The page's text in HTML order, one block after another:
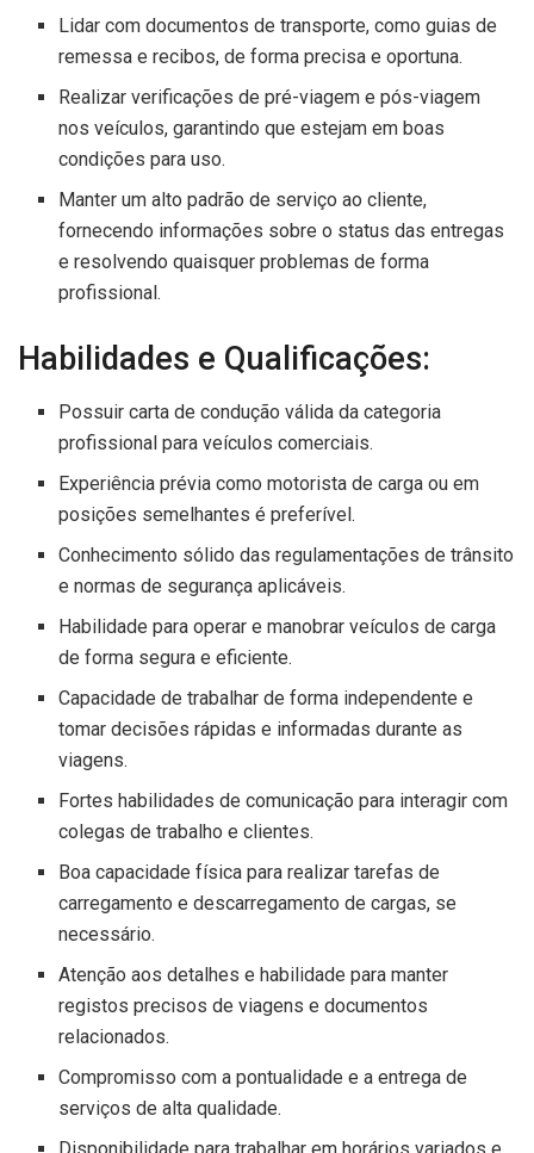
Lidar com documentos de transporte, como guias de
remessa e recibos, de forma precisa e oportuna.
Realizar verificações de pré-viagem e pós-viagem
nos veículos, garantindo que estejam em boas
condições para uso.
Manter um alto padrão de serviço ao cliente,
fornecendo informações sobre o status das entregas
e resolvendo quaisquer problemas de forma
profissional.
Habilidades e Qualificações:
Possuir carta de condução válida da categoria
profissional para veículos comerciais.
Experiência prévia como motorista de carga ou em
posições semelhantes é preferível.
Conhecimento sólido das regulamentações de trânsito
e normas de segurança aplicáveis.
Habilidade para operar e manobrar veículos de carga
de forma segura e eficiente.
Capacidade de trabalhar de forma independente e
tomar decisões rápidas e informadas durante as
viagens.
Fortes habilidades de comunicação para interagir com
colegas de trabalho e clientes.
Boa capacidade física para realizar tarefas de
carregamento e descarregamento de cargas, se
necessário.
Atenção aos detalhes e habilidade para manter
registos precisos de viagens e documentos
relacionados.
Compromisso com a pontualidade e a entrega de
serviços de alta qualidade.